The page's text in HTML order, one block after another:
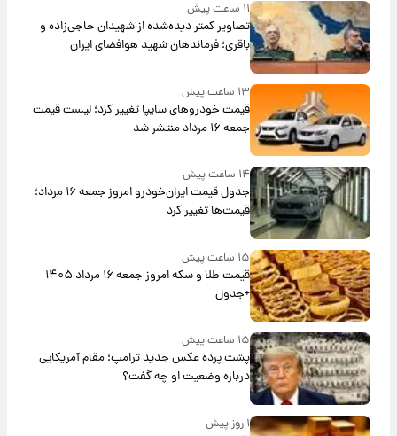
۱۱ ساعت پیش
تصاویر کمتر دیده‌شده از شهیدان حاجی‌زاده و
باقری؛ فرماندهان شهید هوافضای ایران
۱۳ ساعت پیش
قیمت خودروهای سایپا تغییر کرد؛ لیست قیمت
جمعه ۱۶ مرداد منتشر شد
۱۴ ساعت پیش
جدول قیمت ایران‌خودرو امروز جمعه ۱۶ مرداد؛
قیمت‌ها تغییر کرد
۱۵ ساعت پیش
قیمت طلا و سکه امروز جمعه ۱۶ مرداد ۱۴۰۵
+جدول
۱۵ ساعت پیش
پشت پرده عکس جدید ترامپ؛ مقام آمریکایی
درباره وضعیت او چه گفت؟
۱ روز پیش